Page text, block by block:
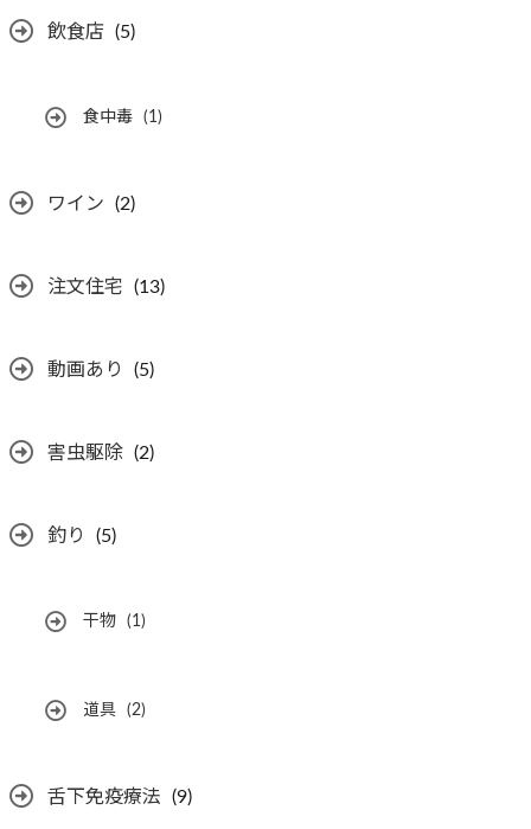
飲食店 (5)
食中毒 (1)
ワイン (2)
注文住宅 (13)
動画あり (5)
害虫駆除 (2)
釣り (5)
干物 (1)
道具 (2)
舌下免疫療法 (9)